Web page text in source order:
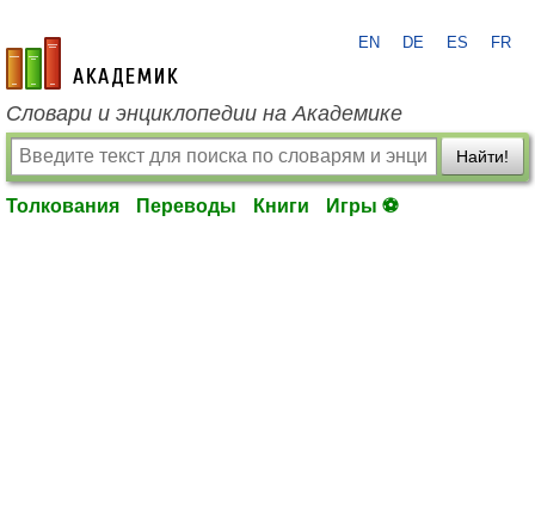
academic.ru
EN DE ES FR
Словари и энциклопедии на Академике
Найти!
Толкования Переводы Книги Игры ⚽